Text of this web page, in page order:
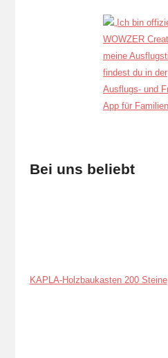
Bei uns beliebt
KAPLA-Holzbaukasten 200 Steine